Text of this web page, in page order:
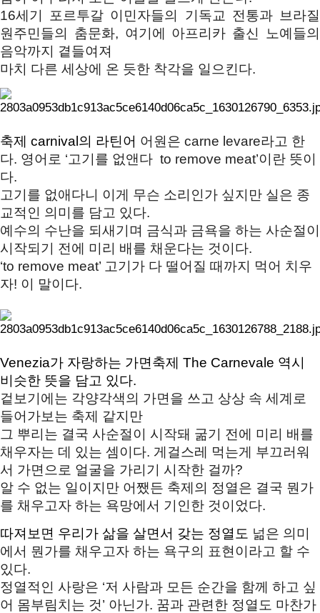
16세기 포르투갈 이민자들의 기독교 전통과 브라질
원주민들의 춤문화, 여기에 아프리카 출신 노예들의
음악까지 곁들여져
마치 다른 세상에 온 듯한 착각을 일으킨다.
축제 carnival의 라틴어 어원은 carne levare라고 한
다. 영어로 ‘고기를 없앤다  to remove meat’이란 뜻이
다.
고기를 없애다니 이게 무슨 소리인가 싶지만 실은 종
교적인 의미를 담고 있다.
예수의 수난을 되새기며 금식과 금욕을 하는 사순절이
시작되기 전에 미리 배를 채운다는 것이다.
‘to remove meat’ 고기가 다 떨어질 때까지 먹어 치우
자! 이 말이다.
Venezia가 자랑하는 가면축제 The Carnevale 역시
비슷한 뜻을 담고 있다.
겉보기에는 각양각색의 가면을 쓰고 상상 속 세계로
들어가보는 축제 같지만
그 뿌리는 결국 사순절이 시작돼 굶기 전에 미리 배를
채우자는 데 있는 셈이다. 게걸스레 먹는게 부끄러워
서 가면으로 얼굴을 가리 기 시작한 걸까?
알 수 없는 일이지만 어쨌든 축제의 정열은 결국 뭔가
를 채우고자 하는 욕망에서 기인한 것이었다.
따져보면 우리가 삶을 살면서 갖는 정열도 넒은 의미
에서 뭔가를 채우고자 하는 욕구의 표현이라고 할 수
있다.
정열적인 사랑은 ‘저 사람과 모든 순간을 함께 하고 싶
어 몸부림치는 것’ 아닌가. 꿈과 관련한 정열도 마찬가